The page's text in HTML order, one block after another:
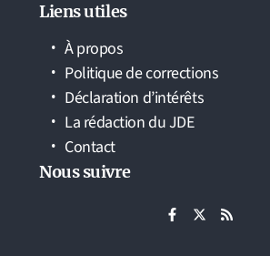
Liens utiles
À propos
Politique de corrections
Déclaration d’intérêts
La rédaction du JDE
Contact
Nous suivre